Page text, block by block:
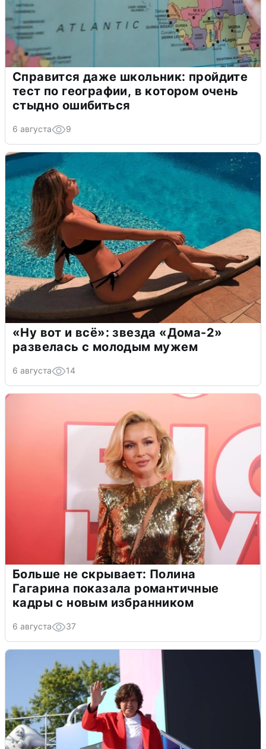
Справится даже школьник: пройдите
тест по географии, в котором очень
стыдно ошибиться
6 августа 9
«Ну вот и всё»: звезда «Дома-2»
развелась с молодым мужем
6 августа 14
Больше не скрывает: Полина
Гагарина показала романтичные
кадры с новым избранником
6 августа 37